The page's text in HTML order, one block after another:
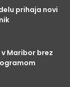
prihaja novi
Maribor brez